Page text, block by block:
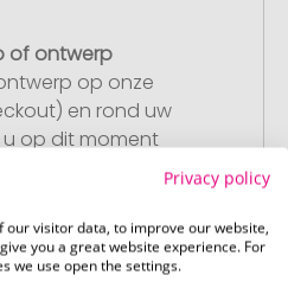
of ontwerp
op onze
en rond uw
op dit moment
later aanleveren.
Privacy policy
our visitor data, to improve our website,
you a great website experience. For
we use open the settings.